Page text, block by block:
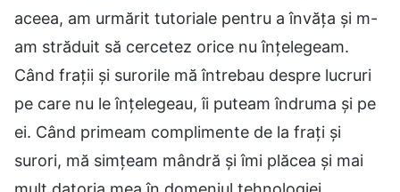
aceea, am urmărit tutoriale pentru a învăța și m-
am străduit să cercetez orice nu înțelegeam.
Când frații și surorile mă întrebau despre lucruri
pe care nu le înțelegeau, îi puteam îndruma și pe
ei. Când primeam complimente de la frați și
surori, mă simțeam mândră și îmi plăcea și mai